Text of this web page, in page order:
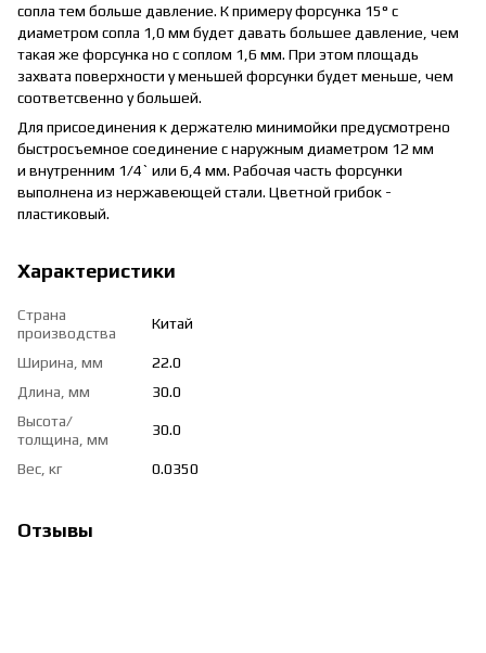
сопла тем больше давление. К примеру форсунка 15° с
диаметром сопла 1,0 мм будет давать большее давление, чем
такая же форсунка но с соплом 1,6 мм. При этом площадь
захвата поверхности у меньшей форсунки будет меньше, чем
соответсвенно у большей.
Для присоединения к держателю минимойки предусмотрено
быстросъемное соединение с наружным диаметром 12 мм
и внутренним 1/4` или 6,4 мм. Рабочая часть форсунки
выполнена из нержавеющей стали. Цветной грибок -
пластиковый.
Характеристики
Страна
производства
Китай
Ширина, мм
22.0
Длина, мм
30.0
Высота/
толщина, мм
30.0
Вес, кг 0.0350
Отзывы